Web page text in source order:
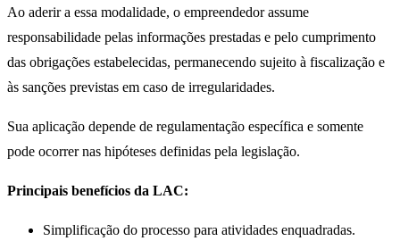
Ao aderir a essa modalidade, o empreendedor assume
responsabilidade pelas informações prestadas e pelo cumprimento
das obrigações estabelecidas, permanecendo sujeito à fiscalização e
às sanções previstas em caso de irregularidades.
Sua aplicação depende de regulamentação específica e somente
pode ocorrer nas hipóteses definidas pela legislação.
Principais benefícios da LAC:
Simplificação do processo para atividades enquadradas.